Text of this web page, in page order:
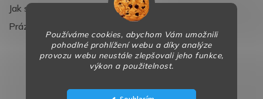
Používáme cookies, abychom Vám umožnili
pohodlné prohlížení webu a díky analýze
provozu webu neustále zlepšovali jeho funkce,
výkon a použitelnost.
Jak si užít léto s dětmi naplno
Prázdniny klepou na dveře
BaBy-smile.cz. Všechna práva vyhrazena.